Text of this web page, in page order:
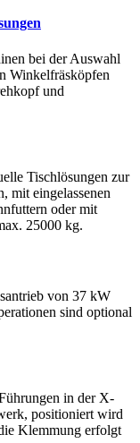
bei der Auswahl
Winkelfräsköpfen
und
Tischlösungen zur
mit eingelassenen
oder mit
25000 kg.
von 37 kW
sind optional
in der X-
positioniert wird
Klemmung erfolgt